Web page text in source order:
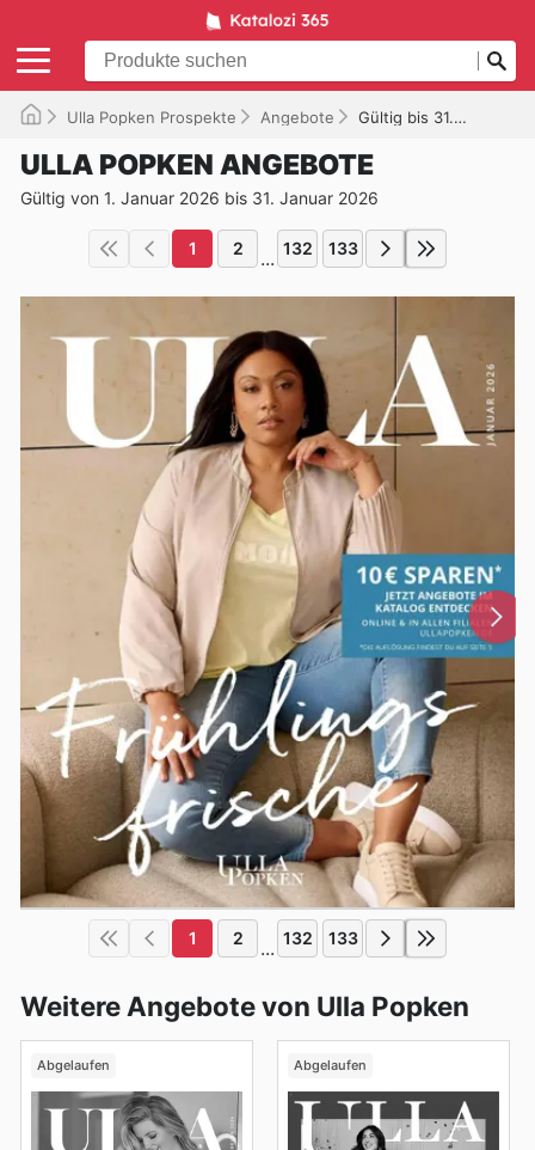
Ulla Popken Prospekte Angebote Gültig bis 31.01.2026
ULLA POPKEN ANGEBOTE
Gültig von 1. Januar 2026 bis 31. Januar 2026
1 2 ... 132 133
1 2 ... 132 133
Weitere Angebote von Ulla Popken
Abgelaufen Abgelaufen